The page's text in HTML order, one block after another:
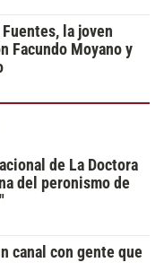
la joven
Facundo Moyano y
de La Doctora
del peronismo de
canal con gente que